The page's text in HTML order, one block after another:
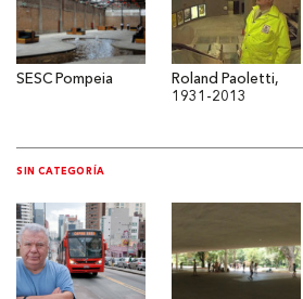
SESC Pompeia
Roland Paoletti,
1931-2013
SIN CATEGORÍA